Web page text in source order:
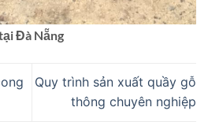
Đà Nẵng
Quy trình sản xuất quầy gỗ
thông chuyên nghiệp